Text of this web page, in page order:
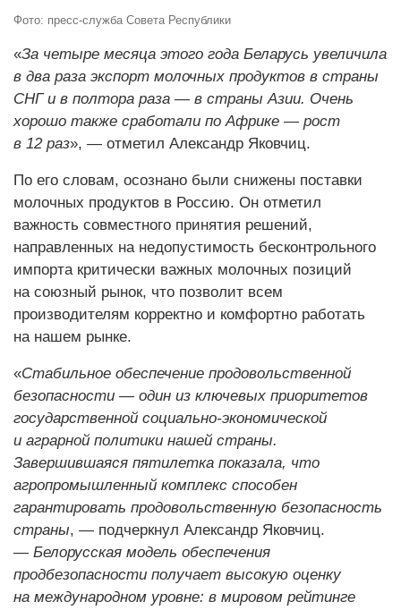
Фото: пресс-служба Совета Республики
«За четыре месяца этого года Беларусь увеличила
в два раза экспорт молочных продуктов в страны
СНГ и в полтора раза — в страны Азии. Очень
хорошо также сработали по Африке — рост
в 12 раз», — отметил Александр Яковчиц.
По его словам, осознано были снижены поставки
молочных продуктов в Россию. Он отметил
важность совместного принятия решений,
направленных на недопустимость бесконтрольного
импорта критически важных молочных позиций
на союзный рынок, что позволит всем
производителям корректно и комфортно работать
на нашем рынке.
«Стабильное обеспечение продовольственной
безопасности — один из ключевых приоритетов
государственной социально-экономической
и аграрной политики нашей страны.
Завершившаяся пятилетка показала, что
агропромышленный комплекс способен
гарантировать продовольственную безопасность
страны, — подчеркнул Александр Яковчиц.
— Белорусская модель обеспечения
продбезопасности получает высокую оценку
на международном уровне: в мировом рейтинге